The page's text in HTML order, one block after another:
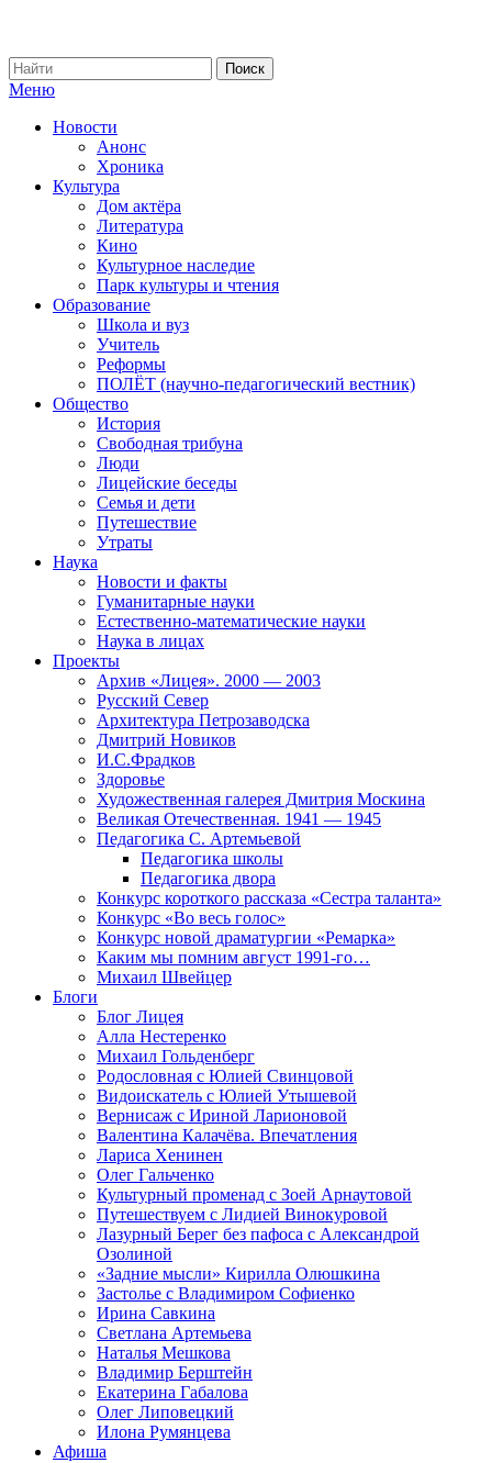
Меню
Новости
Анонс
Хроника
Культура
Дом актёра
Литература
Кино
Культурное наследие
Парк культуры и чтения
Образование
Школа и вуз
Учитель
Реформы
ПОЛЁТ (научно-педагогический вестник)
Общество
История
Свободная трибуна
Люди
Лицейские беседы
Семья и дети
Путешествие
Утраты
Наука
Новости и факты
Гуманитарные науки
Естественно-математические науки
Наука в лицах
Проекты
Архив «Лицея». 2000 — 2003
Русский Север
Архитектура Петрозаводска
Дмитрий Новиков
И.С.Фрадков
Здоровье
Художественная галерея Дмитрия Москина
Великая Отечественная. 1941 — 1945
Педагогика С. Артемьевой
Педагогика школы
Педагогика двора
Конкурс короткого рассказа «Сестра таланта»
Конкурс «Во весь голос»
Конкурс новой драматургии «Ремарка»
Каким мы помним август 1991-го…
Михаил Швейцер
Блоги
Блог Лицея
Алла Нестеренко
Михаил Гольденберг
Родословная с Юлией Свинцовой
Видоискатель с Юлией Утышевой
Вернисаж с Ириной Ларионовой
Валентина Калачёва. Впечатления
Лариса Хенинен
Олег Гальченко
Культурный променад с Зоей Арнаутовой
Путешествуем с Лидией Винокуровой
Лазурный Берег без пафоса с Александрой
Озолиной
«Задние мысли» Кирилла Олюшкина
Застолье с Владимиром Софиенко
Ирина Савкина
Светлана Артемьева
Наталья Мешкова
Владимир Берштейн
Екатерина Габалова
Олег Липовецкий
Илона Румянцева
Афиша